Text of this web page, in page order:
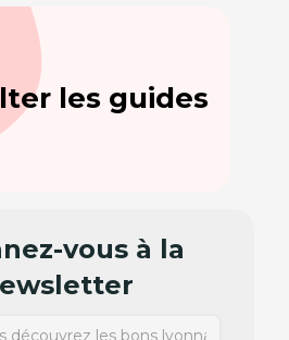
les guides
vous à la